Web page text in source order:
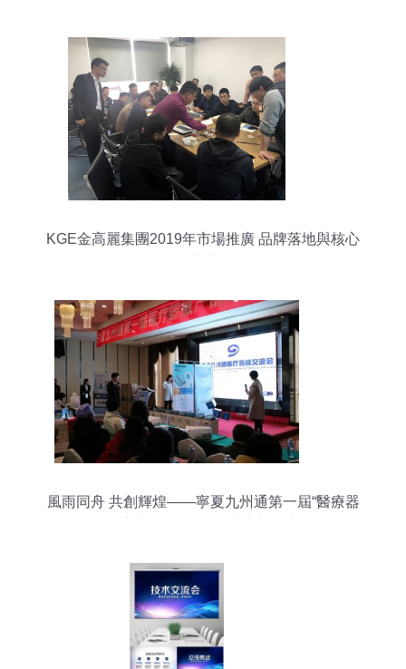
KGE金高麗集團2019年市場推廣 品牌落地與核心
風雨同舟 共創輝煌——寧夏九州通第一屆“醫療器